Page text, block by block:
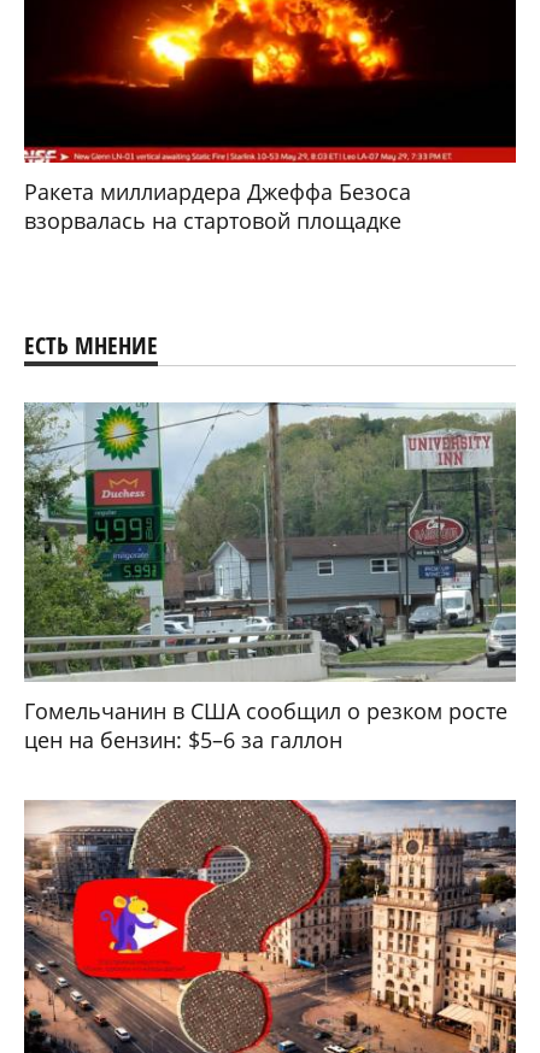
Ракета миллиардера Джеффа Безоса
взорвалась на стартовой площадке
ЕСТЬ МНЕНИЕ
Гомельчанин в США сообщил о резком росте
цен на бензин: $5–6 за галлон